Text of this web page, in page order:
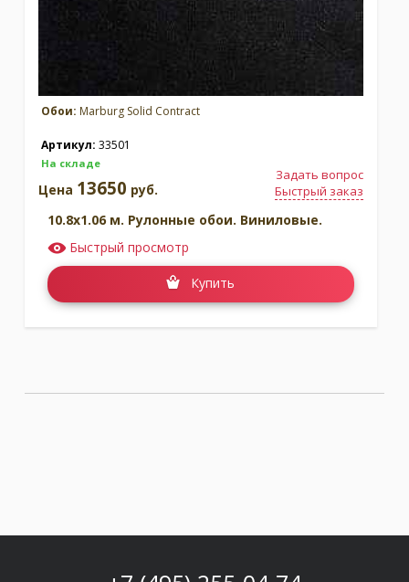
Обои: Marburg Solid Contract
Артикул: 33501
На складе
Задать вопрос
Быстрый заказ
Цена 13650 руб.
10.8x1.06 м. Рулонные обои. Виниловые.
Быстрый просмотр
Купить